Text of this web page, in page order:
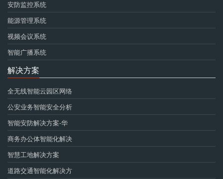
安防监控系统
能源管理系统
视频会议系统
智能广播系统
解决方案
全无线智能云园区网络
公安业务智能安全分析
智能安防解决方案-华
商务办公体智能化解决
智慧工地解决方案
道路交通智能化解决方